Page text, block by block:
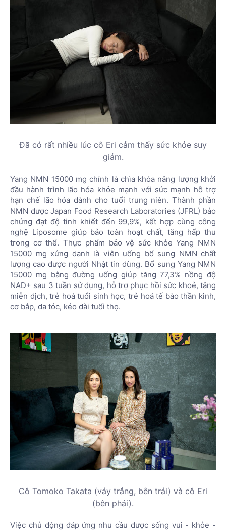
Đã có rất nhiều lúc cô Eri cảm thấy sức khỏe suy
giảm.
Yang NMN 15000 mg chính là chìa khóa năng lượng khởi
đầu hành trình lão hóa khỏe mạnh với sức mạnh hỗ trợ
hạn chế lão hóa dành cho tuổi trung niên. Thành phần
NMN được Japan Food Research Laboratories (JFRL) bảo
chứng đạt độ tinh khiết đến 99,9%, kết hợp cùng công
nghệ Liposome giúp bảo toàn hoạt chất, tăng hấp thu
trong cơ thể. Thực phẩm bảo vệ sức khỏe Yang NMN
15000 mg xứng danh là viên uống bổ sung NMN chất
lượng cao được người Nhật tin dùng. Bổ sung Yang NMN
15000 mg bằng đường uống giúp tăng 77,3% nồng độ
NAD+ sau 3 tuần sử dụng, hỗ trợ phục hồi sức khoẻ, tăng
miễn dịch, trẻ hoá tuổi sinh học, trẻ hoá tế bào thần kinh,
cơ bắp, da tóc, kéo dài tuổi thọ.
Cô Tomoko Takata (váy trắng, bên trái) và cô Eri
(bên phải).
Việc chủ động đáp ứng nhu cầu được sống vui - khỏe -